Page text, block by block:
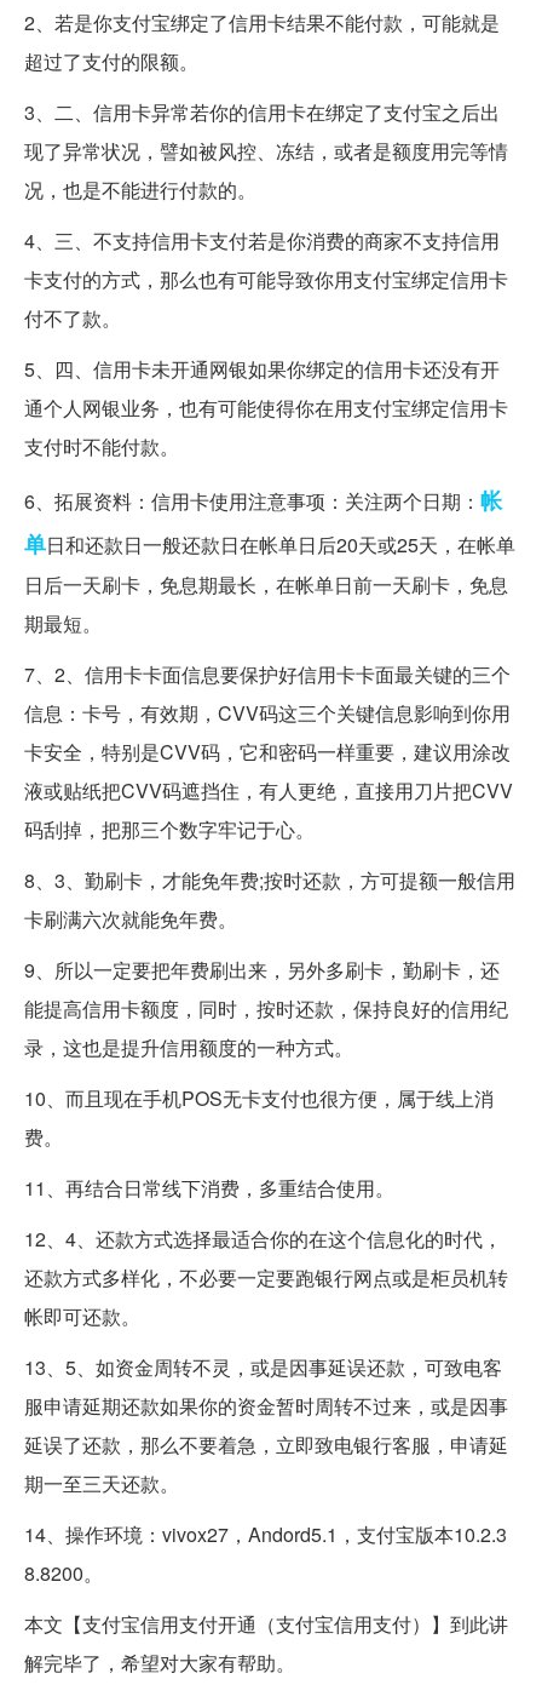
2、若是你支付宝绑定了信用卡结果不能付款，可能就是
超过了支付的限额。
3、二、信用卡异常若你的信用卡在绑定了支付宝之后出
现了异常状况，譬如被风控、冻结，或者是额度用完等情
况，也是不能进行付款的。
4、三、不支持信用卡支付若是你消费的商家不支持信用
卡支付的方式，那么也有可能导致你用支付宝绑定信用卡
付不了款。
5、四、信用卡未开通网银如果你绑定的信用卡还没有开
通个人网银业务，也有可能使得你在用支付宝绑定信用卡
支付时不能付款。
6、拓展资料：信用卡使用注意事项：关注两个日期： 帐
单日和还款日一般还款日在帐单日后20天或25天，在帐单
日后一天刷卡，免息期最长，在帐单日前一天刷卡，免息
期最短。
7、2、信用卡卡面信息要保护好信用卡卡面最关键的三个
信息：卡号，有效期，CVV码这三个关键信息影响到你用
卡安全，特别是CVV码，它和密码一样重要，建议用涂改
液或贴纸把CVV码遮挡住，有人更绝，直接用刀片把CVV
码刮掉，把那三个数字牢记于心。
8、3、勤刷卡，才能免年费;按时还款，方可提额一般信用
卡刷满六次就能免年费。
9、所以一定要把年费刷出来，另外多刷卡，勤刷卡，还
能提高信用卡额度，同时，按时还款，保持良好的信用纪
录，这也是提升信用额度的一种方式。
10、而且现在手机POS无卡支付也很方便，属于线上消
费。
11、再结合日常线下消费，多重结合使用。
12、4、还款方式选择最适合你的在这个信息化的时代，
还款方式多样化，不必要一定要跑银行网点或是柜员机转
帐即可还款。
13、5、如资金周转不灵，或是因事延误还款，可致电客
服申请延期还款如果你的资金暂时周转不过来，或是因事
延误了还款，那么不要着急，立即致电银行客服，申请延
期一至三天还款。
14、操作环境：vivox27，Andord5.1，支付宝版本10.2.3
8.8200。
本文【支付宝信用支付开通（支付宝信用支付）】到此讲
解完毕了，希望对大家有帮助。